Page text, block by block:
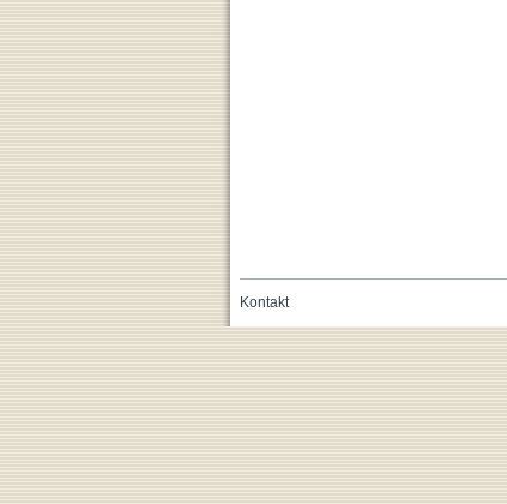
Kontakt